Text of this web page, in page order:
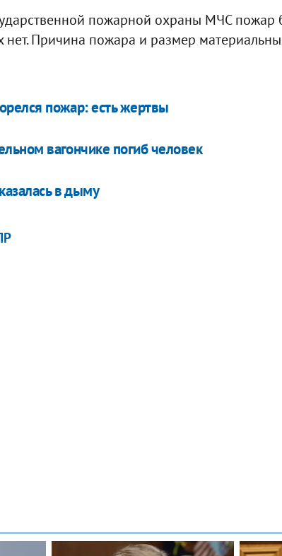
пожарной охраны МЧС пожар
Причина пожара и размер
пожар: есть жертвы
вагончике погиб человек
в дыму